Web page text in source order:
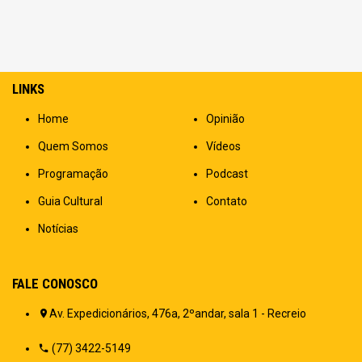
LINKS
Home
Quem Somos
Programação
Guia Cultural
Notícias
Opinião
Vídeos
Podcast
Contato
FALE CONOSCO
Av. Expedicionários, 476a, 2ºandar, sala 1 - Recreio
(77) 3422-5149